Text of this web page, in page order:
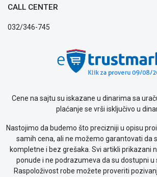
CALL CENTER
032/346-745
Cene na sajtu su iskazane u dinarima sa
plaćanje se vrši isključivo u
Nastojimo da budemo što precizniji u opisu
samih cena, ali ne možemo garantovati da
kompletne i bez grešaka. Svi artikli prikazani
ponude i ne podrazumeva da su dostupni u
Raspoloživost robe možete proveriti